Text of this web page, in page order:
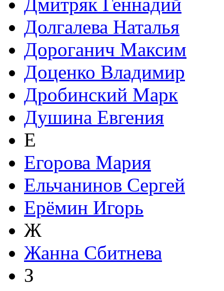
Долгалева Наталья
Дороганич Максим
Доценко Владимир
Дробинский Марк
Душина Евгения
Е
Егорова Мария
Ельчанинов Сергей
Ерёмин Игорь
Ж
Жанна Сбитнева
З